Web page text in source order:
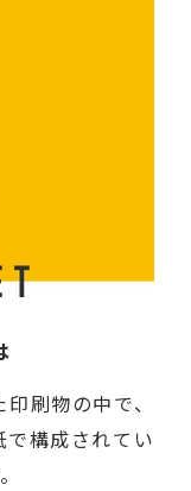
刷物の中で、
構成されてい